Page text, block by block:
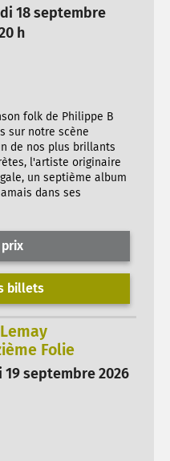
18 septembre
h
folk de Philippe B
sur notre scène
de nos plus brillants
l'artiste originaire
un septième album
dans ses
billets
Folie
19 septembre 2026